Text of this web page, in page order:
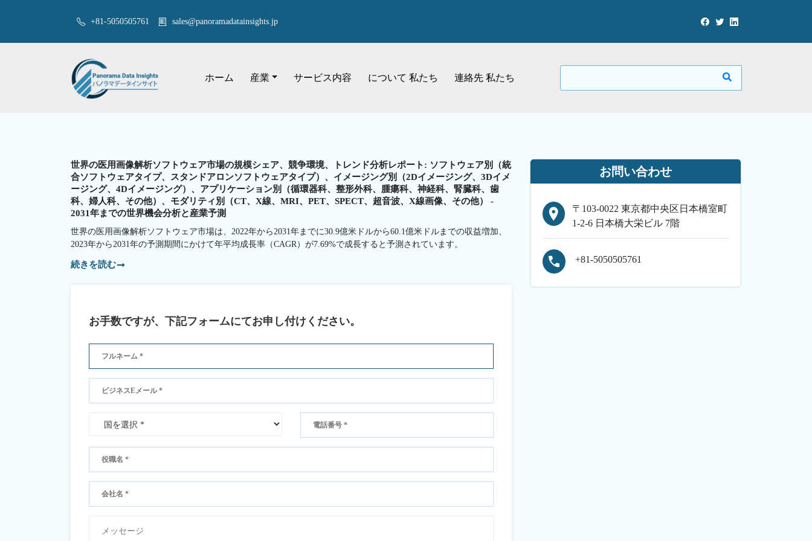
+81-5050505761 sales@panoramadatainsights.jp
ホーム 産業 サービス内容 について 私たち 連絡先 私たち
世界の医用画像解析ソフトウェア市場の規模シェア、競争環境、トレンド分析レポート: ソフトウェア別（統
合ソフトウェアタイプ、スタンドアロンソフトウェアタイプ）、イメージング別（2Dイメージング、3Dイメ
ージング、4Dイメージング）、アプリケーション別（循環器科、整形外科、腫瘍科、神経科、腎臓科、歯
科、婦人科、その他）、モダリティ別（CT、X線、MRI、PET、SPECT、超音波、X線画像、その他） -
2031年までの世界機会分析と産業予測
世界の医用画像解析ソフトウェア市場は、2022年から2031年までに30.9億米ドルから60.1億米ドルまでの収益増加、
2023年から2031年の予測期間にかけて年平均成長率（CAGR）が7.69%で成長すると予測されています。
続きを読む
お手数ですが、下記フォームにてお申し付けください。
お問い合わせ
〒103-0022 東京都中央区日本橋室町
1-2-6 日本橋大栄ビル 7階
+81-5050505761